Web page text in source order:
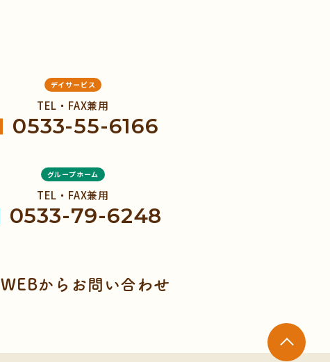
デイサービス
TEL・FAX兼用
0533-55-6166
グループホーム
TEL・FAX兼用
0533-79-6248
WEBからお問い合わせ